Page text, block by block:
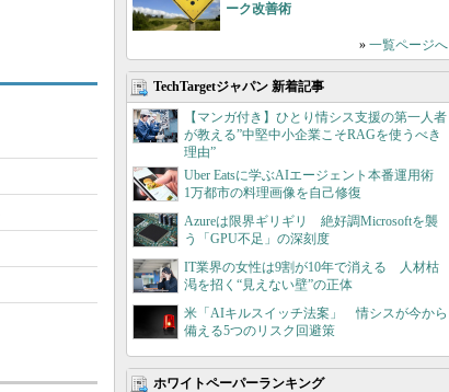
ーク改善術
» 一覧ページへ
TechTargetジャパン 新着記事
【マンガ付き】ひとり情シス支援の第一人者
が教える”中堅中小企業こそRAGを使うべき
理由”
Uber Eatsに学ぶAIエージェント本番運用術
1万都市の料理画像を自己修復
Azureは限界ギリギリ 絶好調Microsoftを襲
う「GPU不足」の深刻度
IT業界の女性は9割が10年で消える 人材枯
渇を招く“見えない壁”の正体
米「AIキルスイッチ法案」 情シスが今から
備える5つのリスク回避策
ホワイトペーパーランキング